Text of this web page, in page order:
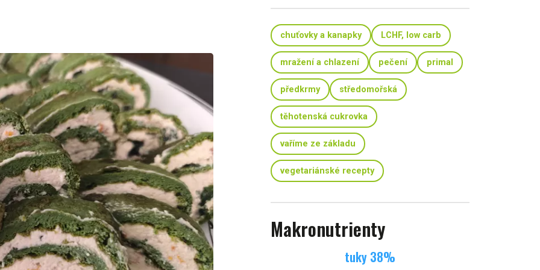
chuťovky a kanapky LCHF, low carb
mražení a chlazení pečení primal
předkrmy středomořská
těhotenská cukrovka
vaříme ze základu
vegetariánské recepty
Makronutrienty
tuky 38%